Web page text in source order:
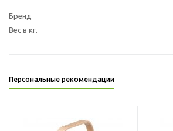
Бренд
Вес в кг.
Персональные рекомендации